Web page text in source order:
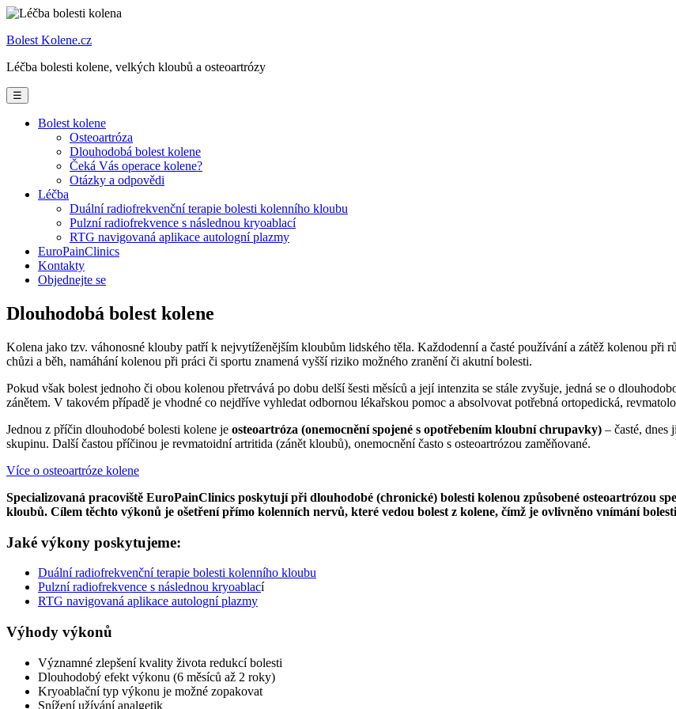
Prejsť
obsah
Bolest Kolene.cz
Léčba bolesti kolene, velkých kloubů a osteoartrózy
☰
Bolest kolene
Osteoartróza
Dlouhodobá bolest kolene
Čeká Vás operace kolene?
Otázky a odpovědi
Léčba
Duální radiofrekvenční terapie bolesti kolenního kloubu
Pulzní radiofrekvence s následnou kryoablací
RTG navigovaná aplikace autologní plazmy
EuroPainClinics
Kontakty
Objednejte se
Dlouhodobá bolest kolene
Kolena jako tzv. váhonosné klouby patří k nejvytíženějším kloubům lidského těla. Každodenní a časté používání a zátěž kolenou při
chůzi a běh, namáhání kolenou při práci či sportu znamená vyšší riziko možného zranění či akutní bolesti.
Pokud však bolest jednoho či obou kolenou přetrvává po dobu delší šesti měsíců a její intenzita se stále zvyšuje, jedná se o
zánětem. V takovém případě je vhodné co nejdříve vyhledat odbornou lékařskou pomoc a absolvovat potřebná ortopedická,
Jednou z příčin dlouhodobé bolesti kolene je osteoartróza (onemocnění spojené s opotřebením kloubní chrupavky) – časté,
skupinu. Další častou příčinou je revmatoidní artritida (zánět kloubů), onemocnění často s osteoartrózou zaměňované.
Více o osteoartróze kolene
Specializovaná pracoviště EuroPainClinics poskytují při dlouhodobé (chronické) bolesti kolenou způsobené osteoartrózou
kloubů. Cílem těchto výkonů je ošetření přímo kolenních nervů, které vedou bolest z kolene, čímž je ovlivněno vnímání
Jaké výkony poskytujeme:
Duální radiofrekvenční terapie bolesti kolenního kloubu
Pulzní radiofrekvence s následnou kryoablací
RTG navigovaná aplikace autologní plazmy
Výhody výkonů
Významné zlepšení kvality života redukcí bolesti
Dlouhodobý efekt výkonu (6 měsíců až 2 roky)
Kryoablační typ výkonu je možné zopakovat
Snížení užívání analgetik